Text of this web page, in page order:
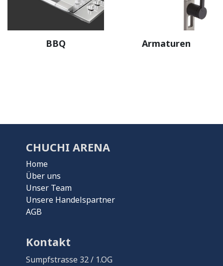
BBQ Armaturen
CHUCHI ARENA
Home
Über uns
Unser Team
Unsere Handelspartner
AGB
Kontakt
Sumpfstrasse 32 / 1.OG